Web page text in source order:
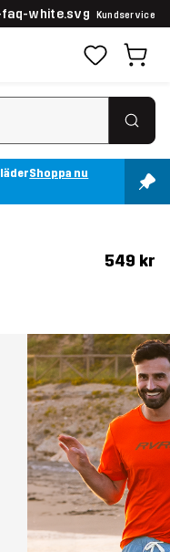
Kundservice
Shoppa nu
549 kr